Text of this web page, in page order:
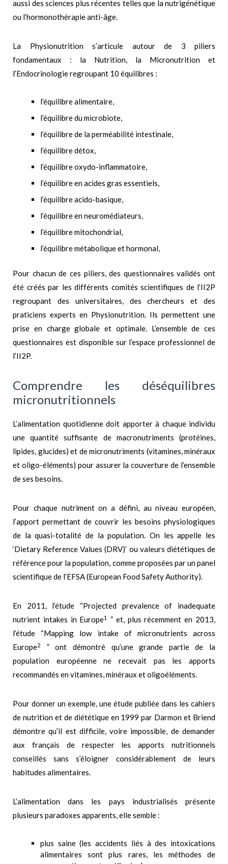
aussi des sciences plus récentes telles que la nutrigénétique
ou l’hormonothérapie anti-âge.
La Physionutrition s’articule autour de 3 piliers
fondamentaux : la Nutrition, la Micronutrition et
l’Endocrinologie regroupant 10 équilibres :
l’équilibre alimentaire,
l’équilibre du microbiote,
l’équilibre de la perméabilité intestinale,
l’équilibre détox,
l’équilibre oxydo-inflammatoire,
l’équilibre en acides gras essentiels,
l’équilibre acido-basique,
l’équilibre en neuromédiateurs,
l’équilibre mitochondrial,
l’équilibre métabolique et hormonal,
Pour chacun de ces piliers, des questionnaires validés ont
été créés par les différents comités scientifiques de l’II2P
regroupant des universitaires, des chercheurs et des
praticiens experts en Physionutrition. Ils permettent une
prise en charge globale et optimale. L’ensemble de ces
questionnaires est disponible sur l’espace professionnel de
l’II2P.
Comprendre les déséquilibres
micronutritionnels
L’alimentation quotidienne doit apporter à chaque individu
une quantité suffisante de macronutriments (protéines,
lipides, glucides) et de micronutriments (vitamines, minéraux
et oligo-éléments) pour assurer la couverture de l’ensemble
de ses besoins.
Pour chaque nutriment on a défini, au niveau européen,
l’apport permettant de couvrir les besoins physiologiques
de la quasi-totalité de la population. On les appelle les
‘Dietary Reference Values (DRV)’ ou valeurs diététiques de
référence pour la population, comme proposées par un panel
scientifique de l’EFSA (European Food Safety Authority).
En 2011, l’étude “Projected prevalence of inadequate
nutrient intakes in Europe1
” et, plus récemment en 2013,
l’étude “Mapping low intake of micronutrients across
Europe2
” ont démontré qu’une grande partie de la
population européenne ne recevait pas les apports
recommandés en vitamines, minéraux et oligoéléments.
Pour donner un exemple, une étude publiée dans les cahiers
de nutrition et de diététique en 1999 par Darmon et Briend
démontre qu’il est difficile, voire impossible, de demander
aux français de respecter les apports nutritionnels
conseillés sans s’éloigner considérablement de leurs
habitudes alimentaires.
L’alimentation dans les pays industrialisés présente
plusieurs paradoxes apparents, elle semble :
plus saine (les accidents liés à des intoxications
alimentaires sont plus rares, les méthodes de